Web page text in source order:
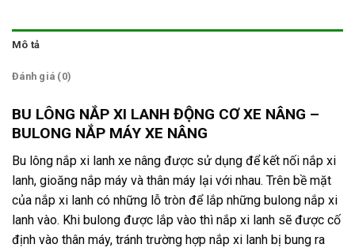
Mô tả
Đánh giá (0)
BU LÔNG NẮP XI LANH ĐỘNG CƠ XE NÂNG –
BULONG NẮP MÁY XE NÂNG
Bu lông nắp xi lanh xe nâng được sử dụng để kết nối nắp xi
lanh, gioăng nắp máy và thân máy lại với nhau. Trên bề mặt
của nắp xi lanh có những lỗ tròn để lắp những bulong nắp xi
lanh vào. Khi bulong được lắp vào thì nắp xi lanh sẽ được cố
định vào thân máy, tránh trường hợp nắp xi lanh bị bung ra